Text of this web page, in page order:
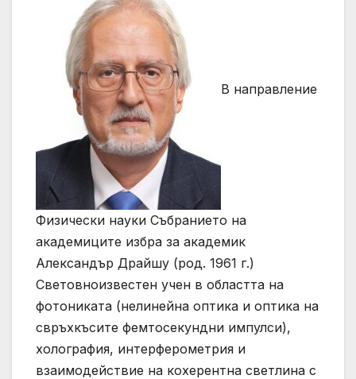
В направление
Физически науки Събранието на
академиците избра за академик
Александър Драйшу (род. 1961 г.)
Световноизвестен учен в областта на
фотониката (нелинейна оптика и оптика на
свръхкъсите фемтосекундни импулси),
холография, интерферометрия и
взаимодействие на кохерентна светлина с